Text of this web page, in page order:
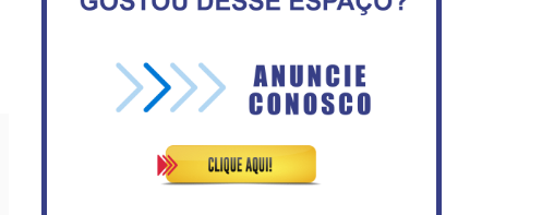
disse Bolsonaro sobre
Esquerda e empolga
militância do PT